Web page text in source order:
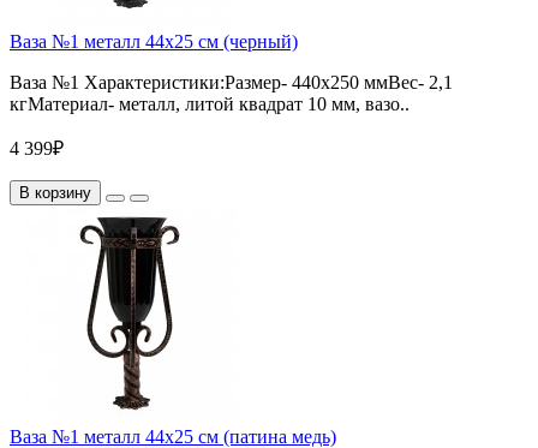
Ваза №1 металл 44х25 см (черный)
Ваза №1 Характеристики:Размер- 440х250 ммВес- 2,1
кгМатериал- металл, литой квадрат 10 мм, вазо..
4 399₽
В корзину
Ваза №1 металл 44х25 см (патина медь)